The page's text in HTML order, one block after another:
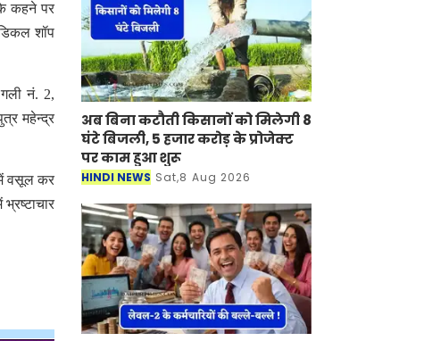
के कहने पर
शॉप
नं. 2,
महेन्द्र
में वसूल कर
अब बिना कटौती किसानों को मिलेगी 8
घंटे बिजली, 5 हजार करोड़ के प्रोजेक्ट
पर काम हुआ शुरू
HINDI NEWS Sat,8 Aug 2026